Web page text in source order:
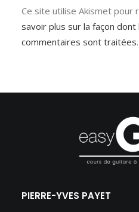
Ce site utilise Akismet pour
savoir plus sur la façon
commentaires sont traitées.
PIERRE-YVES PAYET